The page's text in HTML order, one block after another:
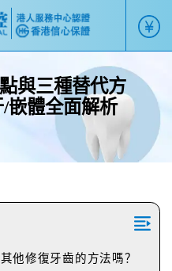
與三種替代方
嵌體全面解析
他修復牙齒的方法嗎？